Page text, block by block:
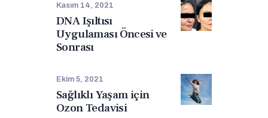
DNA Işıltısı
Uygulaması Öncesi ve
Sonrası
Kasım 14, 2021
Sağlıklı Yaşam için
Ozon Tedavisi
Ekim 5, 2021